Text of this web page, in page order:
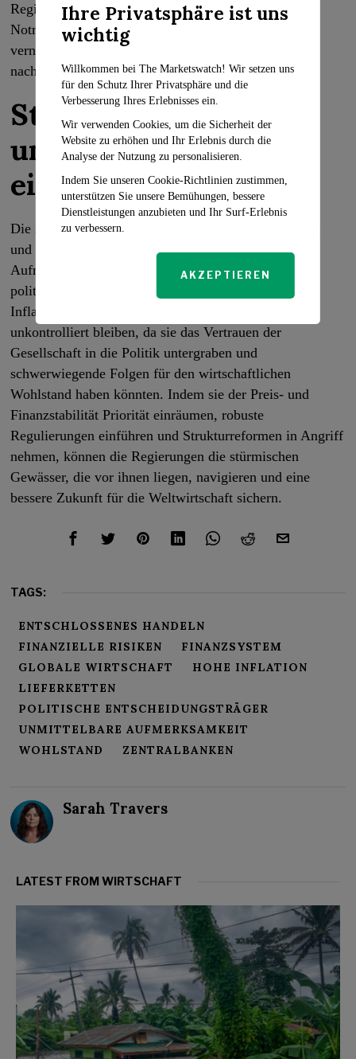
Regierungen die Unzulänglichkeiten wiederholter
Notmaßnahmen erkannt haben, müssen sie lang
vernachlässigte Strukturreformen wiederbeleben, um
nachhaltigen wirtschaftlichen Wohlstand zu fördern.
Stabilität bewahren
und Reformen
einleiten
Die Herausforderungen, vor denen die Weltwirtschaft
und das Finanzsystem stehen, erfordern dringende
Aufmerksamkeit und koordinierte Maßnahmen von
politischen Entscheidungsträgern weltweit. Hohe
Inflation und finanzielle Instabilität dürfen nicht
unkontrolliert bleiben, da sie das Vertrauen der
Gesellschaft in die Politik untergraben und
schwerwiegende Folgen für den wirtschaftlichen
Wohlstand haben könnten. Indem sie der Preis- und
Finanzstabilität Priorität einräumen, robuste
Regulierungen einführen und Strukturreformen in Angriff
nehmen, können die Regierungen die stürmischen
Gewässer, die vor ihnen liegen, navigieren und eine
bessere Zukunft für die Weltwirtschaft sichern.
TAGS:
ENTSCHLOSSENES HANDELN
FINANZIELLE RISIKEN
FINANZSYSTEM
GLOBALE WIRTSCHAFT
HOHE INFLATION
LIEFERKETTEN
POLITISCHE ENTSCHEIDUNGSTRÄGER
UNMITTELBARE AUFMERKSAMKEIT
WOHLSTAND
ZENTRALBANKEN
Sarah Travers
LATEST FROM WIRTSCHAFT
Ihre Privatsphäre ist uns
wichtig
Willkommen bei The Marketswatch! Wir setzen uns
für den Schutz Ihrer Privatsphäre und die
Verbesserung Ihres Erlebnisses ein.
Wir verwenden Cookies, um die Sicherheit der
Website zu erhöhen und Ihr Erlebnis durch die
Analyse der Nutzung zu personalisieren.
Indem Sie unseren Cookie-Richtlinien zustimmen,
unterstützen Sie unsere Bemühungen, bessere
Dienstleistungen anzubieten und Ihr Surf-Erlebnis
zu verbessern.
AKZEPTIEREN